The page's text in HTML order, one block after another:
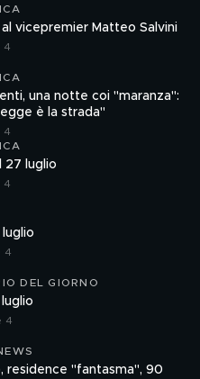
vicepremier Matteo Salvini
4
una notte coi "maranza":
è la strada"
4
27 luglio
4
4
DEL GIORNO
4
residence "fantasma", 90